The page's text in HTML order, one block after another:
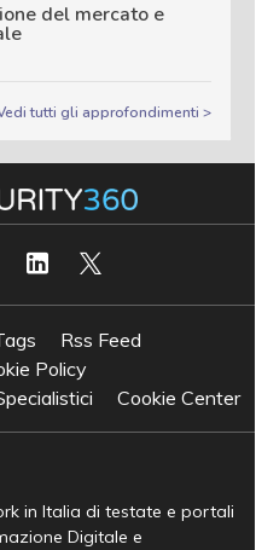
del mercato e
tutti gli approfondimenti >
Rss Feed
Policy
Cookie Center
in Italia di testate e portali
Digitale e